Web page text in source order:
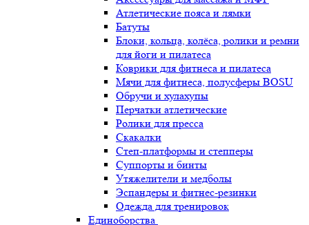
Атлетические пояса и лямки
Батуты
Блоки, кольца, колёса, ролики и ремни
для йоги и пилатеса
Коврики для фитнеса и пилатеса
Мячи для фитнеса, полусферы BOSU
Обручи и хулахупы
Перчатки атлетические
Ролики для пресса
Скакалки
Степ-платформы и степперы
Суппорты и бинты
Утяжелители и медболы
Эспандеры и фитнес-резинки
Одежда для тренировок
Единоборства